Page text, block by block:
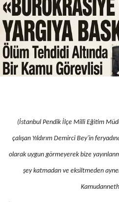
(İstanbul Pendik İlçe Milli Eğitim
çalışan Yıldırım Demirci Bey'in
olarak uygun görmeyerek bize
şey katmadan ve eksiltmeden